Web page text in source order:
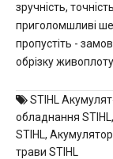
зручність,
приголомшливі
пропустіть -
обрізку
STIHL
обладнання STIHL,
STIHL,
трави STIHL